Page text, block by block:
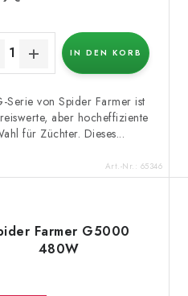
IN DEN KORB
Serie von Spider Farmer ist
aber hocheffiziente
für Züchter. Dieses...
Art.-Nr.: 65346
Farmer G5000
480W